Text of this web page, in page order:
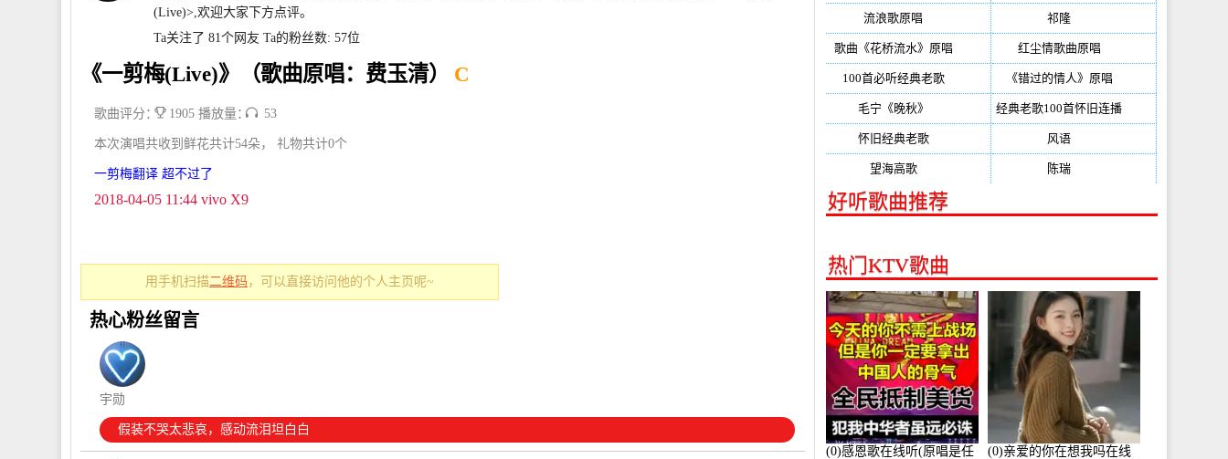
(Live)>,欢迎大家下方点评。
Ta关注了 81个网友 Ta的粉丝数: 57位
《一剪梅(Live)》（歌曲原唱：费玉清） C
歌曲评分： 1905 播放量： 53
本次演唱共收到鲜花共计54朵， 礼物共计0个
一剪梅翻译 超不过了
2018-04-05 11:44 vivo X9
用手机扫描二维码 ，可以直接访问他的个人主页呢~
热心粉丝留言
宇勋
假装不哭太悲哀，感动流泪坦白白
流浪歌原唱 祁隆
歌曲《花桥流水》原唱 红尘情歌曲原唱
100首必听经典老歌(150) 《错过的情人》原唱
毛宁《晚秋》 经典老歌100首怀旧连播
怀旧经典老歌(133) 风语
望海高歌(131) 陈瑞
好听歌曲推荐
热门KTV歌曲
(0)感恩歌在线听(原唱是任
(0)亲爱的你在想我吗在线